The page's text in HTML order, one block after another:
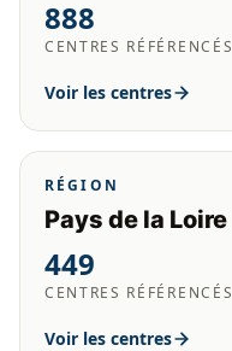
888
CENTRES RÉFÉRENCÉS
Voir les centres
RÉGION
Pays de la Loire
449
CENTRES RÉFÉRENCÉS
Voir les centres